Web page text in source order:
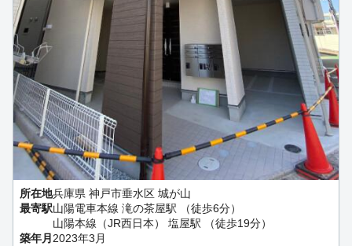
所在地兵庫県 神戸市垂水区 城が山
最寄駅山陽電車本線 滝の茶屋駅 （徒歩6分）
山陽本線（JR西日本） 塩屋駅 （徒歩19分）
築年月 2023年3月